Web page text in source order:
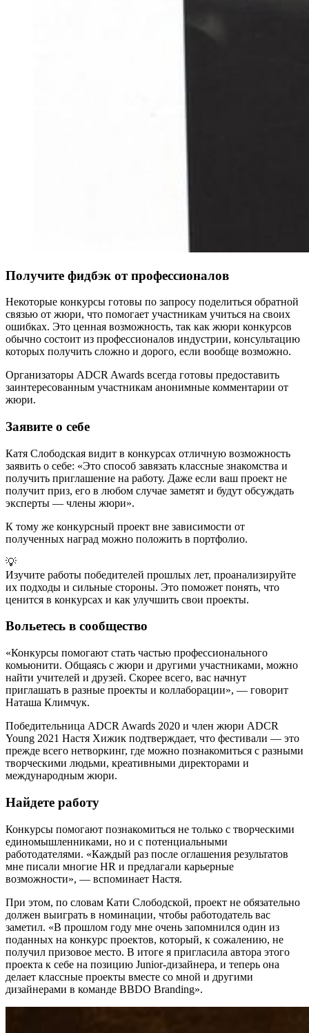
Получите фидбэк от профессионалов
Некоторые конкурсы готовы по запросу поделиться обратной
связью от жюри, что помогает участникам учиться на своих
ошибках. Это ценная возможность, так как жюри конкурсов
обычно состоит из профессионалов индустрии, консультацию
которых получить сложно и дорого, если вообще возможно.
Организаторы ADCR Awards всегда готовы предоставить
заинтересованным участникам анонимные комментарии от
жюри.
Заявите о себе
Катя Слободская видит в конкурсах отличную возможность
заявить о себе: «Это способ завязать классные знакомства и
получить приглашение на работу. Даже если ваш проект не
получит приз, его в любом случае заметят и будут обсуждать
эксперты — члены жюри».
К тому же конкурсный проект вне зависимости от
полученных наград можно положить в портфолио.
💡
Изучите работы победителей прошлых лет, проанализируйте
их подходы и сильные стороны. Это поможет понять, что
ценится в конкурсах и как улучшить свои проекты.
Вольетесь в сообщество
«Конкурсы помогают стать частью профессионального
комьюнити. Общаясь с жюри и другими участниками, можно
найти учителей и друзей. Скорее всего, вас начнут
приглашать в разные проекты и коллаборации», — говорит
Наташа Климчук.
Победительница ADCR Awards 2020 и член жюри ADCR
Young 2021 Настя Хижик подтверждает, что фестивали — это
прежде всего нетворкинг, где можно познакомиться с разными
творческими людьми, креативными директорами и
международным жюри.
Найдете работу
Конкурсы помогают познакомиться не только с творческими
единомышленниками, но и с потенциальными
работодателями. «Каждый раз после оглашения результатов
мне писали многие HR и предлагали карьерные
возможности», — вспоминает Настя.
При этом, по словам Кати Слободской, проект не обязательно
должен выиграть в номинации, чтобы работодатель вас
заметил. «В прошлом году мне очень запомнился один из
поданных на конкурс проектов, который, к сожалению, не
получил призовое место. В итоге я пригласила автора этого
проекта к себе на позицию Junior-дизайнера, и теперь она
делает классные проекты вместе со мной и другими
дизайнерами в команде BBDO Branding».